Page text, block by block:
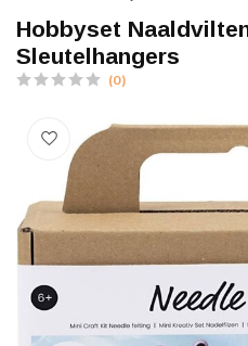
Hobbyset
Sleutelhangers
(0)